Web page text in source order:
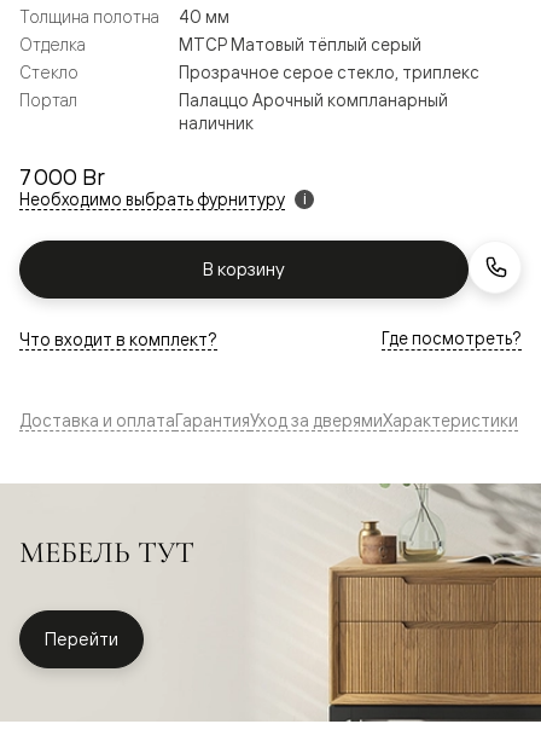
7 000 Br
Необходимо выбрать фурнитуру i
В корзину
Толщина полотна
40 мм
Отделка
МТСР Матовый тёплый серый
Стекло
Прозрачное серое стекло, триплекс
Портал
Палаццо Арочный компланарный
наличник
Что входит в комплект? Где посмотреть?
Доставка и оплатаГарантияУход за дверямиХарактеристики
МЕБЕЛЬ ТУТ
Перейти